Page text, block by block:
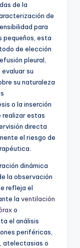
de la
de
para
pequeños, esta
de elección
pleural,
su
su naturaleza
o la inserción
realizar estas
directa
el riesgo de
dinámica
la observación
refleja el
la ventilación
o
el análisis
periféricas,
atelectasias o